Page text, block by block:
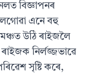
বিজ্ঞাপনৰ
এনে বহু
মঞ্চত উঠি ৰাইজলৈ
নির্লজ্জভাৱে
সৃষ্টি কৰে,